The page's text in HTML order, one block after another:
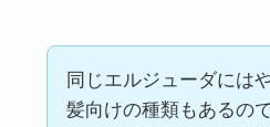
同じエルジューダには
髪向けの種類もあるの